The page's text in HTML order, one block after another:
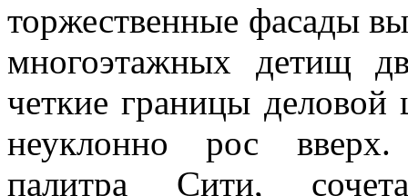
торжественные фасады
многоэтажных детищ
четкие границы деловой
неуклонно рос вверх.
палитра Сити,